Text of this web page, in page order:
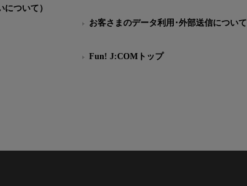
について）
お客さまのデータ利用･外部送信について
Fun! J:COMトップ